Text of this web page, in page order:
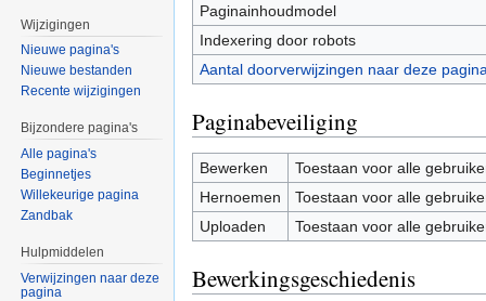
Paginainhoudmodel
Indexering door robots
Aantal doorverwijzingen naar deze
Paginabeveiliging
Bewerken
Toestaan voor alle
Hernoemen
Toestaan voor alle
Uploaden
Toestaan voor alle
Bewerkingsgeschiedenis
Wijzigingen
Nieuwe pagina's
Nieuwe bestanden
Recente wijzigingen
Bijzondere pagina's
Alle pagina's
Beginnetjes
Willekeurige pagina
Zandbak
Hulpmiddelen
Verwijzingen naar deze
pagina